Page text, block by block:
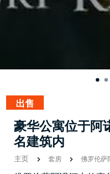
出售
豪华公寓位于阿
名建筑内
主页 套房 佛罗伦萨